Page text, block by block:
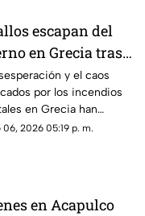
escapan del
en Grecia tras
días dey el caos
por los incendios
en Grecia han
imágenes
06, 2026 05:19 p. m.
en Acapulco